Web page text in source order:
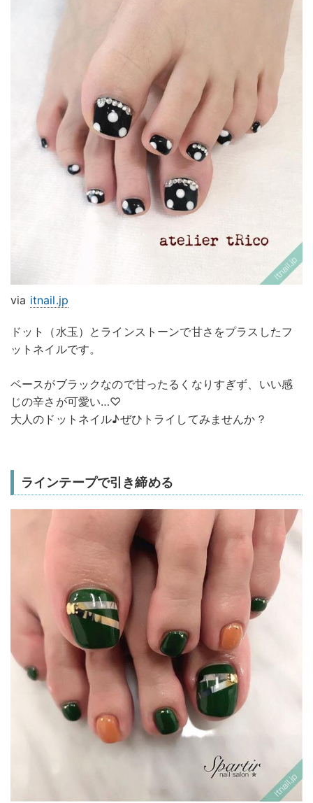
via itnail.jp
ドット（水玉）とラインストーンで甘さをプラスしたフ
ットネイルです。
ベースがブラックなので甘ったるくなりすぎず、いい感
じの辛さが可愛い…♡
大人のドットネイル♪ぜひトライしてみませんか？
ラインテープで引き締める